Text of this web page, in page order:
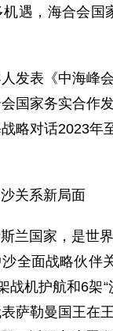
遇，海合会
发表《中海峰
国家务实合作
略对话2023年
关系新局面
兰国家，是世
全面战略伙伴
战机护航和6架
萨勒曼国王在